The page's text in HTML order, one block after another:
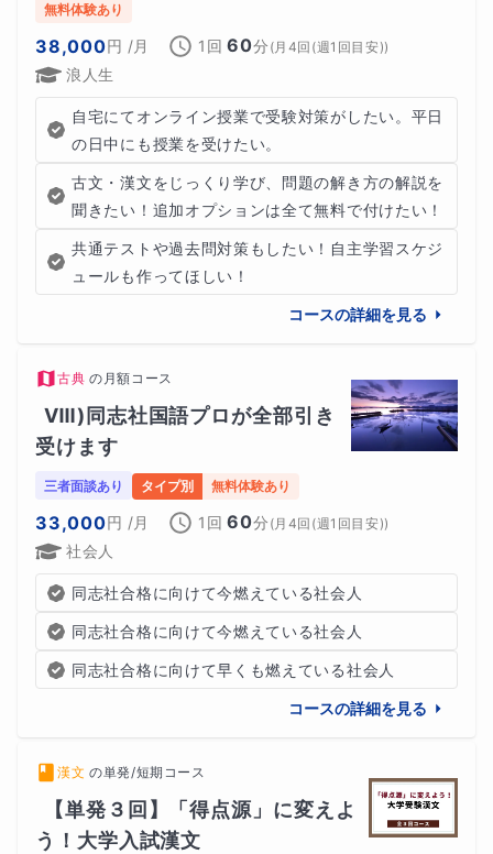
無料体験あり
38,000円 /月 1回 60分 (月4回(週1回目安))
浪人生
自宅にてオンライン授業で受験対策がしたい。平日
の日中にも授業を受けたい。
古文・漢文をじっくり学び、問題の解き方の解説を
聞きたい！追加オプションは全て無料で付けたい！
共通テストや過去問対策もしたい！自主学習スケジ
ュールも作ってほしい！
コースの詳細を見る
古典 の 月額コース
Ⅷ)同志社国語プロが全部引き
受けます
三者面談あり タイプ別 無料体験あり
33,000円 /月 1回 60分 (月4回(週1回目安))
社会人
同志社合格に向けて今燃えている社会人
同志社合格に向けて今燃えている社会人
同志社合格に向けて早くも燃えている社会人
コースの詳細を見る
漢文 の単発/短期コース
【単発３回】「得点源」に変えよ
う！大学入試漢文